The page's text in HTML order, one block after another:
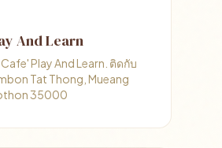
And Learn
Play And Learn. ติดกับ
Tat Thong, Mueang
35000